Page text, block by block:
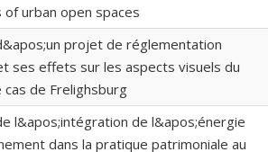
urban open spaces
projet de réglementation
ses effets sur les aspects visuels du
cas de Frelighsburg
l&apos;intégration de l&apos;énergie
dans la pratique patrimoniale au